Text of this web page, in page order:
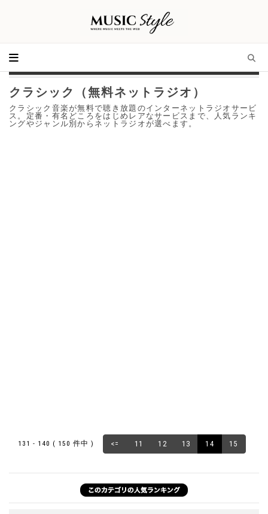
クラシック（無料ネットラジオ）
クラシック音楽が無料で聴き放題のインターネットラジオサービ
ス。定番・有名どころをはじめレアなサービスまで、人気ランキ
ングやジャンル別からネットラジオが選べます。
131 - 140 ( 150 件中 ) <= 11 12 13 14 15